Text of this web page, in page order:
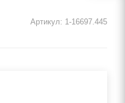
Артикул: 1-16697.445